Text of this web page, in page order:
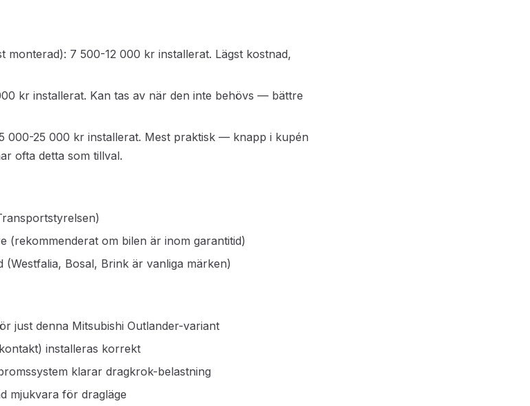
monterad): 7 500-12 000 kr installerat. Lägst kostnad,
kr installerat. Kan tas av när den inte behövs — bättre
000-25 000 kr installerat. Mest praktisk — knapp i kupén
ofta detta som tillval.
(rekommenderat om bilen är inom garantitid)
(Westfalia, Bosal, Brink är vanliga märken)
just denna Mitsubishi Outlander-variant
installeras korrekt
klarar dragkrok-belastning
mjukvara för dragläge